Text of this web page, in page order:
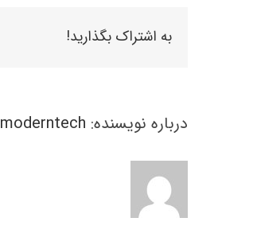
به اشتراک بگذارید!
درباره نویسنده: moderntech